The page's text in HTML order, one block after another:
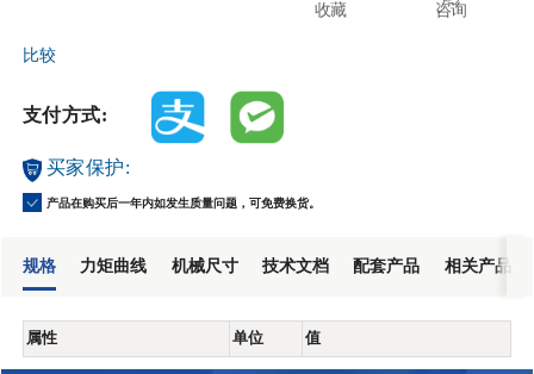
咨询
收藏
比较
支付方式:
买家保护:
产品在购买后一年内如发生质量问题，可免费换货。
规格 力矩曲线 机械尺寸 技术文档 配套产品 相关产品
属性 单位 值